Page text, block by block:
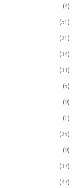
(4)
(51)
(21)
(34)
(33)
(5)
(9)
(1)
(25)
(9)
(37)
(47)